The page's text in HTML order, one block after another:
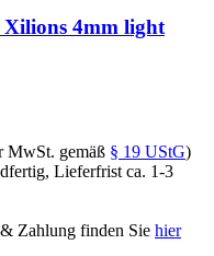
4mm light
MwSt. gemäß § 19 UStG)
Lieferfrist ca. 1-3
Zahlung finden Sie hier